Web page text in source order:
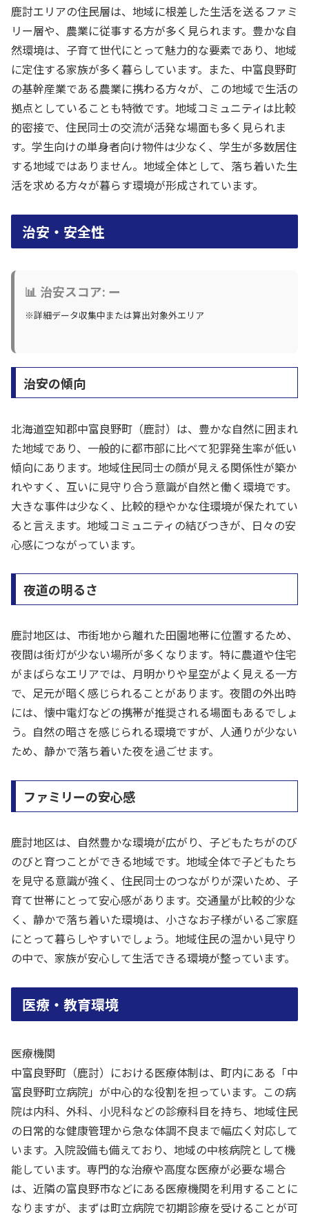
鹿討エリアの住民層は、地域に根差した生活を送るファミ
リー層や、農業に従事する方が多く見られます。豊かな自
然環境は、子育て世代にとって魅力的な要素であり、地域
に定住する家族が多く暮らしています。また、中富良野町
の基幹産業である農業に携わる方々が、この地域で生活の
拠点としていることも特徴です。地域コミュニティは比較
的密接で、住民同士の交流が活発な場面も多く見られま
す。学生向けの単身者向け物件は少なく、学生が多数居住
する地域ではありません。地域全体として、落ち着いた生
活を求める方々が暮らす環境が形成されています。
治安・安全性
📊 治安スコア: ー
※詳細データ収集中または算出対象外エリア
治安の傾向
北海道空知郡中富良野町（鹿討）は、豊かな自然に囲まれ
た地域であり、一般的に都市部に比べて犯罪発生率が低い
傾向にあります。地域住民同士の顔が見える関係性が築か
れやすく、互いに見守り合う意識が自然と働く環境です。
大きな事件は少なく、比較的穏やかな住環境が保たれてい
ると言えます。地域コミュニティの結びつきが、日々の安
心感につながっています。
夜道の明るさ
鹿討地区は、市街地から離れた田園地帯に位置するため、
夜間は街灯が少ない場所が多くなります。特に農道や住宅
がまばらなエリアでは、月明かりや星空がよく見える一方
で、足元が暗く感じられることがあります。夜間の外出時
には、懐中電灯などの携帯が推奨される場面もあるでしょ
う。自然の暗さを感じられる環境ですが、人通りが少ない
ため、静かで落ち着いた夜を過ごせます。
ファミリーの安心感
鹿討地区は、自然豊かな環境が広がり、子どもたちがのび
のびと育つことができる地域です。地域全体で子どもたち
を見守る意識が強く、住民同士のつながりが深いため、子
育て世帯にとって安心感があります。交通量が比較的少な
く、静かで落ち着いた環境は、小さなお子様がいるご家庭
にとって暮らしやすいでしょう。地域住民の温かい見守り
の中で、家族が安心して生活できる環境が整っています。
医療・教育環境
医療機関
中富良野町（鹿討）における医療体制は、町内にある「中
富良野町立病院」が中心的な役割を担っています。この病
院は内科、外科、小児科などの診療科目を持ち、地域住民
の日常的な健康管理から急な体調不良まで幅広く対応して
います。入院設備も備えており、地域の中核病院として機
能しています。専門的な治療や高度な医療が必要な場合
は、近隣の富良野市などにある医療機関を利用することに
なりますが、まずは町立病院で初期診療を受けることが可